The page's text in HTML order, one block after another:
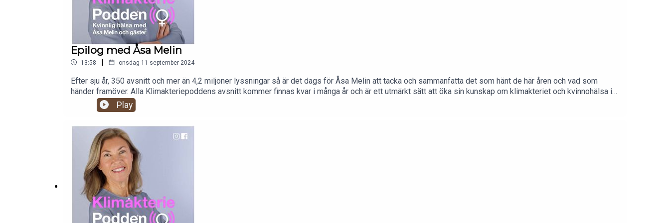
Epilog med Åsa Melin
13:58 | onsdag 11 september 2024
Efter sju år, 350 avsnitt och mer än 4,2 miljoner lyssningar så är det dags för Åsa Melin att tacka och sammanfatta det som hänt de här åren och vad som
händer framöver. Alla Klimakteriepoddens avsnitt kommer finnas kvar i många år och är ett utmärkt sätt att öka sin kunskap om klimakteriet och kvinnohälsa i
ett bredare perspektiv. Du kan läsa mer om alla avsnitt på www.klimakteriepodden.se Så varmt välkommen att lyssna!
Play